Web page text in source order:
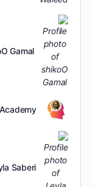
Gamal
Saberi